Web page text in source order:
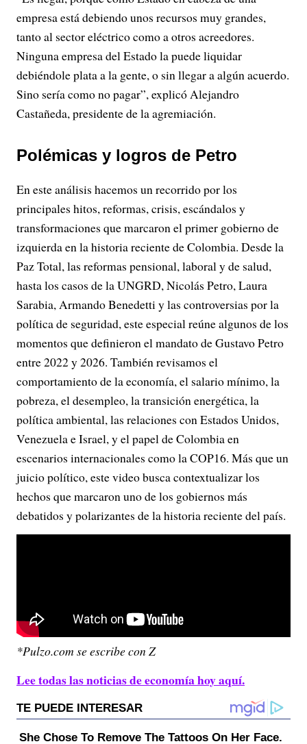
empresa está debiendo unos recursos muy grandes,
tanto al sector eléctrico como a otros acreedores.
Ninguna empresa del Estado la puede liquidar
debiéndole plata a la gente, o sin llegar a algún acuerdo.
Sino sería como no pagar”, explicó Alejandro
Castañeda, presidente de la agremiación.
Polémicas y logros de Petro
En este análisis hacemos un recorrido por los
principales hitos, reformas, crisis, escándalos y
transformaciones que marcaron el primer gobierno de
izquierda en la historia reciente de Colombia. Desde la
Paz Total, las reformas pensional, laboral y de salud,
hasta los casos de la UNGRD, Nicolás Petro, Laura
Sarabia, Armando Benedetti y las controversias por la
política de seguridad, este especial reúne algunos de los
momentos que definieron el mandato de Gustavo Petro
entre 2022 y 2026. También revisamos el
comportamiento de la economía, el salario mínimo, la
pobreza, el desempleo, la transición energética, la
política ambiental, las relaciones con Estados Unidos,
Venezuela e Israel, y el papel de Colombia en
escenarios internacionales como la COP16. Más que un
juicio político, este video busca contextualizar los
hechos que marcaron uno de los gobiernos más
debatidos y polarizantes de la historia reciente del país.
*Pulzo.com se escribe con Z
Lee todas las noticias de economía hoy aquí.